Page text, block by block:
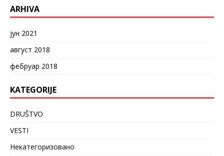
ARHIVA
јун 2021
август 2018
фебруар 2018
KATEGORIJE
DRUŠTVO
VESTI
Некатегоризовано